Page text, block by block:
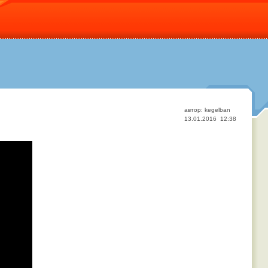
автор: kegelban
13.01.2016 12:38